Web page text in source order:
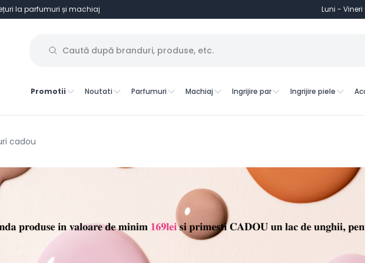
la parfumuri și machiaj Luni - Vineri
Promotii Noutati Parfumuri Machiaj Ingrijire par Ingrijire piele
cadou